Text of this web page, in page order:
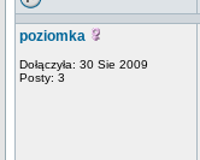
poziomka
Dołączyła: 30 Sie 2009
Posty: 3